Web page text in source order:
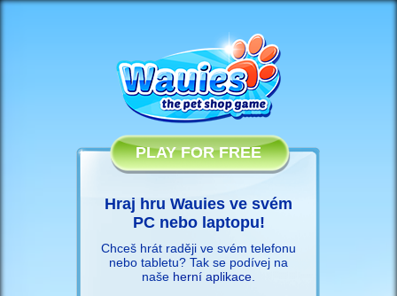
PLAY FOR FREE
Hraj hru Wauies ve svém
PC nebo laptopu!
Chceš hrát raději ve svém telefonu
nebo tabletu? Tak se podívej na
naše herní aplikace